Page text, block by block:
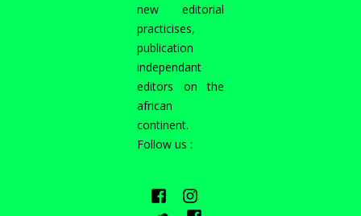
new editorial
practicises,
publication
independant
editors on the
african
continent.
Follow us :